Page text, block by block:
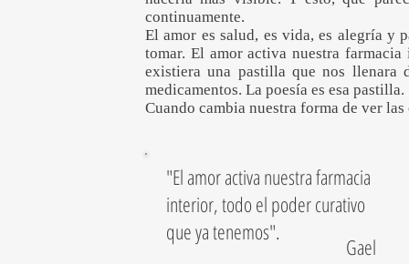
continuamente.
El amor es salud, es vida, es alegría y
tomar. El amor activa nuestra
existiera una pastilla que nos llenara
medicamentos. La poesía es esa pastilla.
Cuando cambia nuestra forma de ver las
Gael
"El amor activa nuestra farmacia
interior, todo el poder curativo
que ya tenemos".